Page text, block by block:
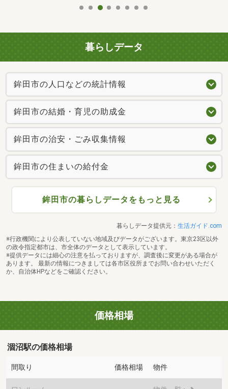
暮らしデータ
鉾田市の人口などの統計情報
鉾田市の結婚・育児の助成金
鉾田市の治安・ごみ収集情報
鉾田市の住まいの給付金
鉾田市の暮らしデータをもっと見る
暮らしデータ提供元： 生活ガイド.com
※行政機関により公表していない地域及びデータがございます。東京23区以外
の政令指定都市は、市全体のデータとして表示しています。
※提供データには細心の注意を払っておりますが、調査後に変更がある場合が
あります。 最新の情報につきましては各市区役所までお問い合わせいただく
か、自治体HPなどをご確認ください。
価格相場
涸沼駅の価格相場
間取り 価格相場 物件